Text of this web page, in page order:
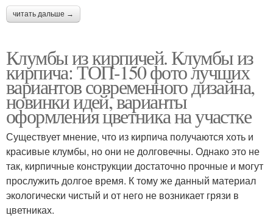
читать дальше →
Клумбы из кирпичей. Клумбы из
кирпича: ТОП-150 фото лучших
вариантов современного дизайна,
новинки идей, варианты
оформления цветника на участке
Существует мнение, что из кирпича получаются хоть и
красивые клумбы, но они не долговечны. Однако это не
так, кирпичные конструкции достаточно прочные и могут
прослужить долгое время. К тому же данный материал
экологически чистый и от него не возникает грязи в
цветниках.